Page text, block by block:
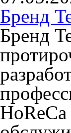
Бренд
Бренд